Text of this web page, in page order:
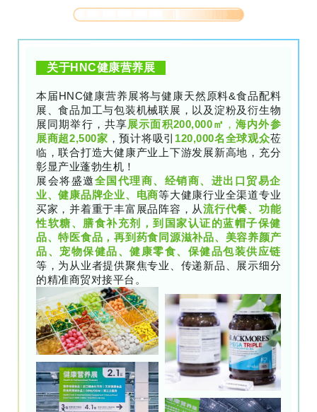
关于HNC健康营养展
本届HNC健康营养展将与健康天然原料&食品配料
展、食品加工与包装机械联展，以及淀粉及衍生物
展同期举行，共享展示面积200,000㎡ ，海内外参
展商超2,500家 ，预计将吸引 120,000名全球观众莅
临，联合打造大健康产业上下游发展新高地，充分
彰显产业蓬勃生机！
展会将盛邀全国代理商、经销商、进出口贸易企
业、健康品牌企业、电商等大健康行业全渠道专业
买家，并着重于丰富展品阵容，从流行代餐、功能
性软糖、膳食补充剂，到国家认证的蓝帽子保健
品、特医食品，再到药食同源滋补品、美容养颜产
品、宠物保健品、健康零食、保健品包装供应链
等，为从业者提供聚焦专业、传递新品、展示细分
的精准商贸对接平台。